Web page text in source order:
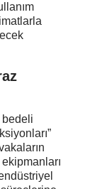
bedeli